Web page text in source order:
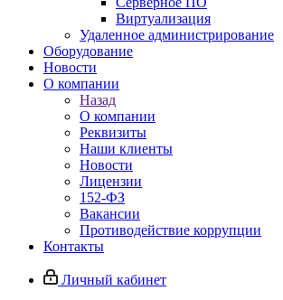
Виртуализация
Удаленное администрирование
Оборудование
Новости
О компании
Назад
О компании
Реквизиты
Наши клиенты
Новости
Лицензии
152-ФЗ
Вакансии
Противодействие коррупции
Контакты
Личный кабинет